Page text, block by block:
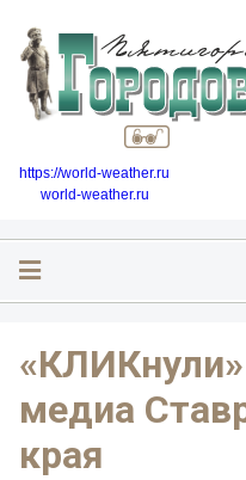
https://world-weather.ru
world-weather.ru
медиа
края ️